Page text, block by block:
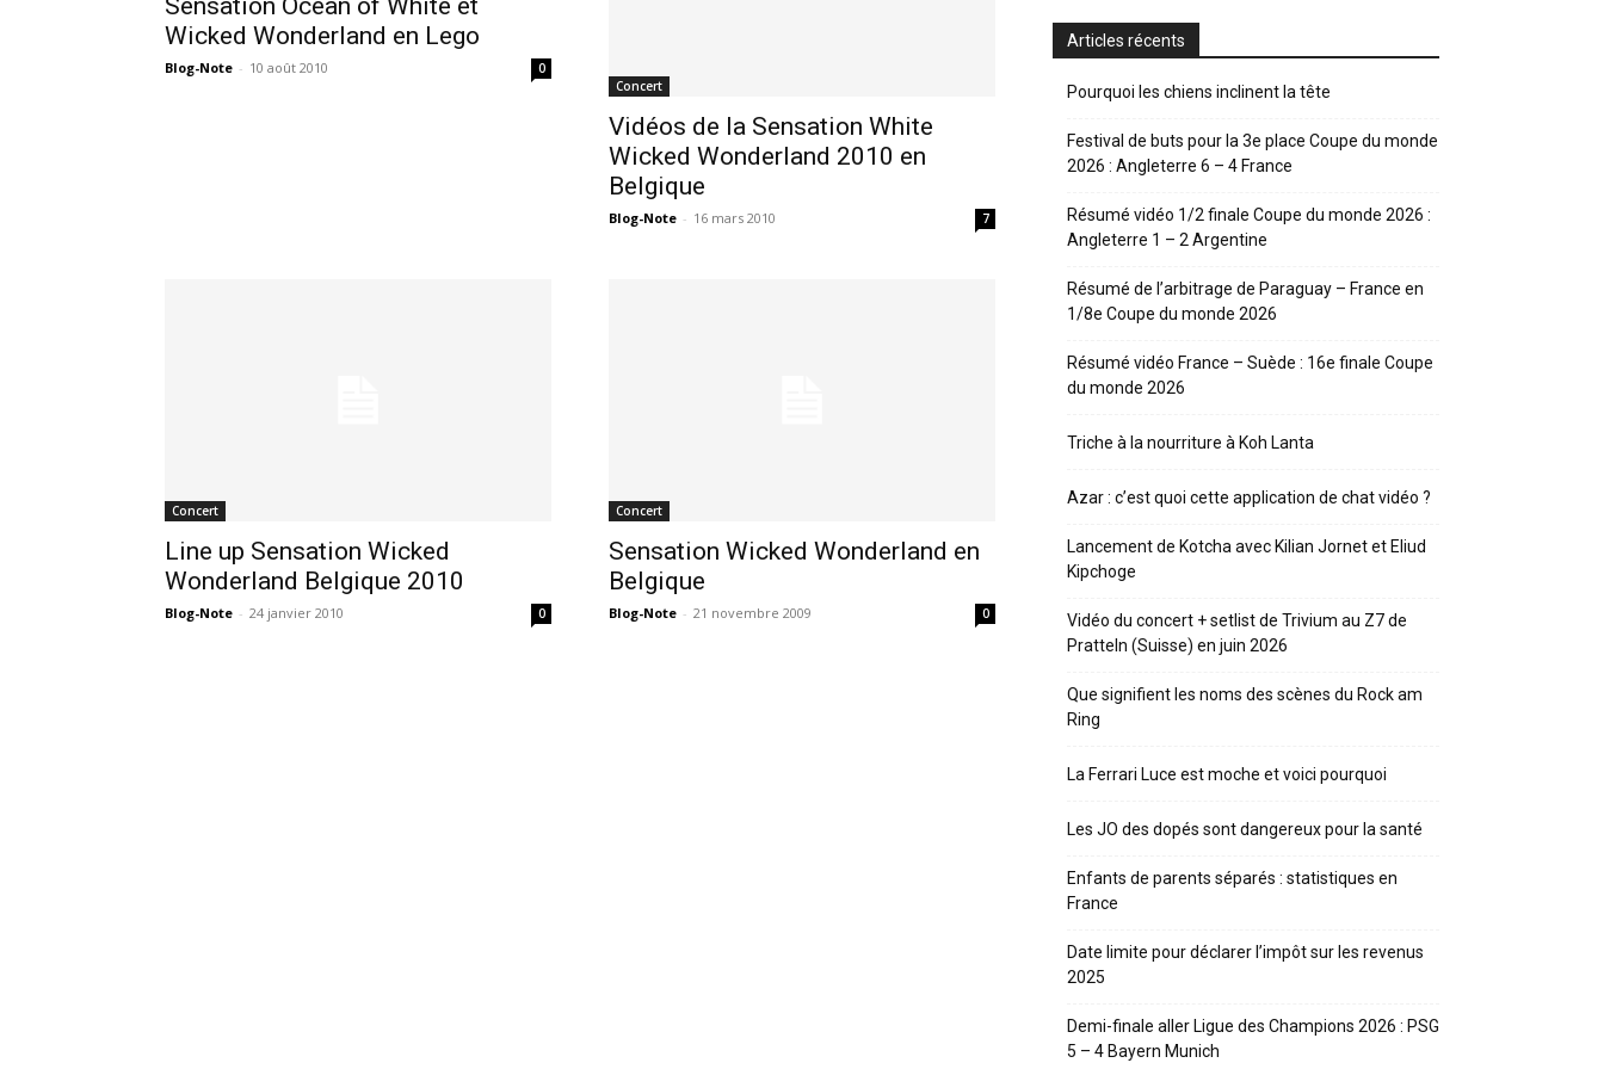
Wicked Wonderland en Lego
Blog-Note - 10 août 2010
0
Concert
Vidéos de la Sensation White
Wicked Wonderland 2010 en
Belgique
Blog-Note - 16 mars 2010 7
Concert
Line up Sensation Wicked
Wonderland Belgique 2010
Blog-Note - 24 janvier 2010 0
Concert
Sensation Wicked Wonderland en
Belgique
Blog-Note - 21 novembre 2009 0
Articles récents
Pourquoi les chiens inclinent la tête
Festival de buts pour la 3e place Coupe du monde
2026 : Angleterre 6 – 4 France
Résumé vidéo 1/2 finale Coupe du monde 2026 :
Angleterre 1 – 2 Argentine
Résumé de l’arbitrage de Paraguay – France en
1/8e Coupe du monde 2026
Résumé vidéo France – Suède : 16e finale Coupe
du monde 2026
Triche à la nourriture à Koh Lanta
Azar : c’est quoi cette application de chat vidéo ?
Lancement de Kotcha avec Kilian Jornet et Eliud
Kipchoge
Vidéo du concert + setlist de Trivium au Z7 de
Pratteln (Suisse) en juin 2026
Que signifient les noms des scènes du Rock am
Ring
La Ferrari Luce est moche et voici pourquoi
Les JO des dopés sont dangereux pour la santé
Enfants de parents séparés : statistiques en
France
Date limite pour déclarer l’impôt sur les revenus
2025
Demi-finale aller Ligue des Champions 2026 : PSG
5 – 4 Bayern Munich